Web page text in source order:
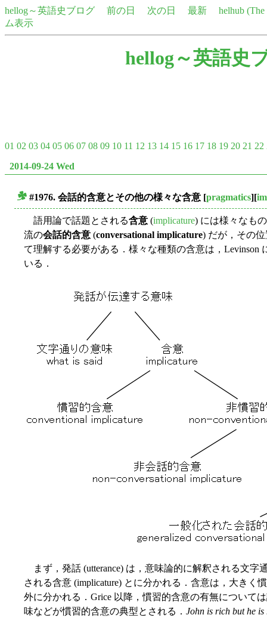
hellog～英語史ブログ 前の日 次の日 最新
helhub
ム表示
hellog～英語史
01 02 03 04 05 06 07 08 09 10 11 12 13 14 15 16 17 18 19 20 21 22
2014-09-24 Wed
#1976. 会話的含意とその他の様々な含意 [pragmatics][
語用論で話題とされる含意 (implicature) には様々なも
流の会話的含意 (conversational implicature) だが，その
て理解する必要がある．様々な種類の含意は，Levinson
いる．
まず，発話 (utterance) は，意味論的に解釈される文字
される含意 (implicature) とに分かれる．含意は，大きく
外に分かれる．Grice 以降，慣習的含意の有無について
味などが慣習的含意の典型とされる． John is rich but he is